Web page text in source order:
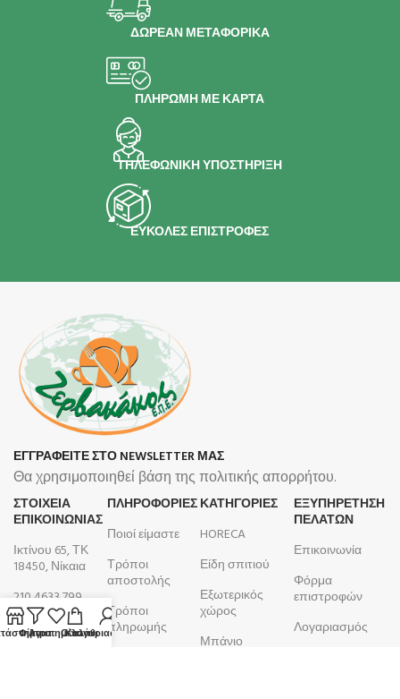
ΔΩΡΕΑΝ ΜΕΤΑΦΟΡΙΚΑ
ΠΛΗΡΩΜΗ ΜΕ ΚΑΡΤΑ
ΤΗΛΕΦΩΝΙΚΗ ΥΠΟΣΤΗΡΙΞΗ
ΕΥΚΟΛΕΣ ΕΠΙΣΤΡΟΦΕΣ
ΕΓΓΡΑΦΕΙΤΕ ΣΤΟ NEWSLETTER ΜΑΣ
Θα χρησιμοποιηθεί βάση της πολιτικής απορρήτου.
ΣΤΟΙΧΕΙΑ
ΕΠΙΚΟΙΝΩΝΙΑΣ
Ικτίνου 65, ΤΚ
18450, Νίκαια
210 4633 799
Δευτέρα -
Παρασκευή
ΠΛΗΡΟΦΟΡΊΕΣ
Ποιοί είμαστε
Τρόποι
αποστολής
Τρόποι
πληρωμής
ΚΑΤΗΓΟΡΙΕΣ
HORECA
Είδη σπιτιού
Εξωτερικός
χώρος
Μπάνιο
ΕΞΥΠΗΡΕΤΗΣΗ
ΠΕΛΑΤΩΝ
Επικοινωνία
Φόρμα
επιστροφών
Λογαριασμός
Φίλτρα
ΑγαπημέναΚαλάθι
Ο λογαριασμός μου